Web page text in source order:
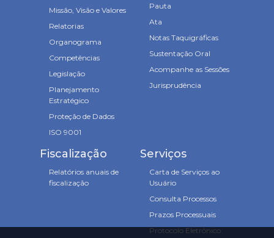
Missão, Visão e Valores
Relatorias
Organograma
Competências
Legislação
Planejamento
Estratégico
Proteção de Dados
ISO 9001
Pauta
Ata
Notas Taquigráficas
Sustentação Oral
Acompanhe as Sessões
Jurisprudência
Fiscalização
Relatórios anuais de
fiscalização
Serviços
Carta de Serviços ao
Usuário
Consulta Processos
Prazos Processuais
Protocolo Eletrônico